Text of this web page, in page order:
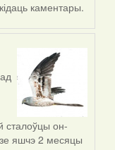
каментары.
сталоўцы он-
яшчэ 2 месяцы